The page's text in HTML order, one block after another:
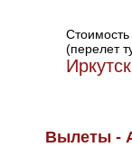
(перелет
Вылеты -